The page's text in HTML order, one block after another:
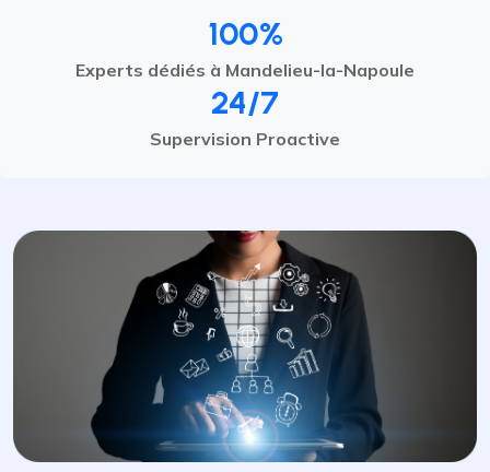
100%
Experts dédiés à Mandelieu-la-Napoule
24/7
Supervision Proactive